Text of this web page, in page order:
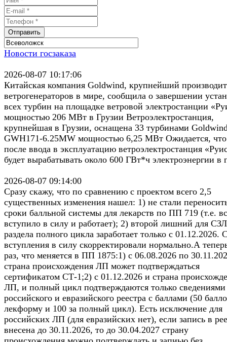
Новости госзаказа
2026-08-07 10:17:06
Китайская компания Goldwind, крупнейший
ветрогенераторов в мире, сообщила о завершении
всех турбин на площадке ветровой электростанции
мощностью 206 МВт в Грузии Ветроэлектростанция,
крупнейшая в Грузии, оснащена 33 турбинами
GWH171-6.25MW мощностью 6,25 МВт Ожидается, что
после ввода в эксплуатацию ветроэлектростанция
будет вырабатывать около 600 ГВт*ч электроэнергии в
2026-08-07 09:14:00
Сразу скажу, что по сравнению с проектом всего 2,5
существенных изменения нашел: 1) не стали
сроки балльной системы для лекарств по ПП 719 (т.е.
вступило в силу и работает); 2) второй лишний для
раздела полного цикла заработает только с 01.12.2026.
вступления в силу скорректировали нормально.А
раз, что меняется в ПП 1875:1) с 06.08.2026 по
страна происхождения ЛП может подтверждаться
сертификатом СТ-1;2) с 01.12.2026 и страна
ЛП, и полный цикл подтверждаются только сведениями
российского и евразийского реестра с баллами (50
лекформу и 100 за полный цикл). Есть исключение для
российских ЛП (для евразийских нет), если запись в
внесена до 30.11.2026, то до 30.04.2027 страну